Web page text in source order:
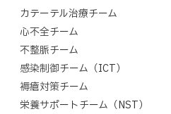
カテーテル治療チーム
心不全チーム
不整脈チーム
感染制御チーム（ICT）
褥瘡対策チーム
栄養サポートチーム（NST）